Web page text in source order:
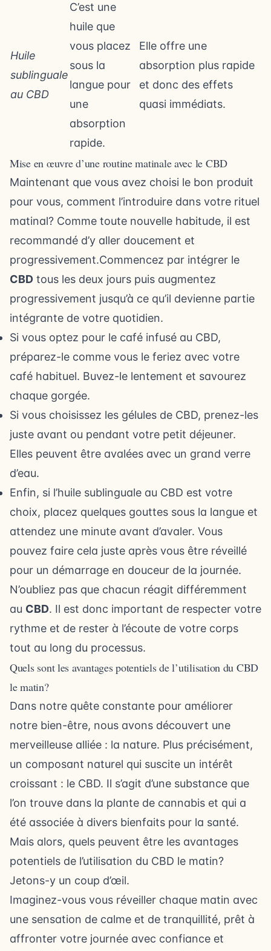
Huile
sublinguale
au CBD
C’est une
huile que
vous placez
sous la
langue pour
une
absorption
rapide.
Elle offre une
absorption plus rapide
et donc des effets
quasi immédiats.
Mise en œuvre d’une routine matinale avec le CBD
Maintenant que vous avez choisi le bon produit
pour vous, comment l’introduire dans votre rituel
matinal? Comme toute nouvelle habitude, il est
recommandé d’y aller doucement et
progressivement.Commencez par intégrer le
CBD tous les deux jours puis augmentez
progressivement jusqu’à ce qu’il devienne partie
intégrante de votre quotidien.
Si vous optez pour le café infusé au CBD,
préparez-le comme vous le feriez avec votre
café habituel. Buvez-le lentement et savourez
chaque gorgée.
Si vous choisissez les gélules de CBD, prenez-les
juste avant ou pendant votre petit déjeuner.
Elles peuvent être avalées avec un grand verre
d’eau.
Enfin, si l’huile sublinguale au CBD est votre
choix, placez quelques gouttes sous la langue et
attendez une minute avant d’avaler. Vous
pouvez faire cela juste après vous être réveillé
pour un démarrage en douceur de la journée.
N’oubliez pas que chacun réagit différemment
au CBD. Il est donc important de respecter votre
rythme et de rester à l’écoute de votre corps
tout au long du processus.
Quels sont les avantages potentiels de l’utilisation du CBD
le matin?
Dans notre quête constante pour améliorer
notre bien-être, nous avons découvert une
merveilleuse alliée : la nature. Plus précisément,
un composant naturel qui suscite un intérêt
croissant : le CBD. Il s’agit d’une substance que
l’on trouve dans la plante de cannabis et qui a
été associée à divers bienfaits pour la santé.
Mais alors, quels peuvent être les avantages
potentiels de l’utilisation du CBD le matin?
Jetons-y un coup d’œil.
Imaginez-vous vous réveiller chaque matin avec
une sensation de calme et de tranquillité, prêt à
affronter votre journée avec confiance et